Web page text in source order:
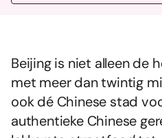
Beijing is niet alleen de
met meer dan twintig
ook dé Chinese stad
authentieke Chinese